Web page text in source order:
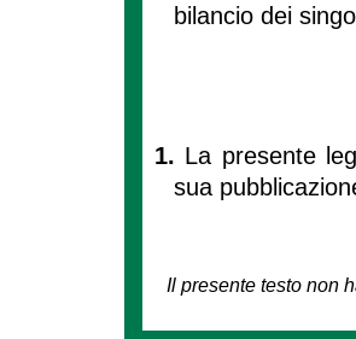
bilancio dei
1. La presente
sua
Il presente testo non